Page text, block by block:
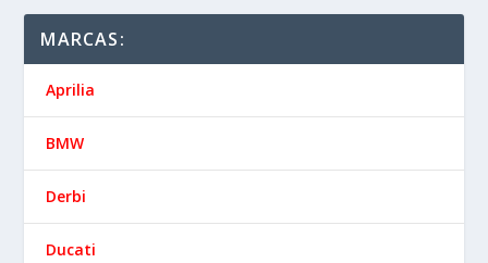
MARCAS:
Aprilia
BMW
Derbi
Ducati